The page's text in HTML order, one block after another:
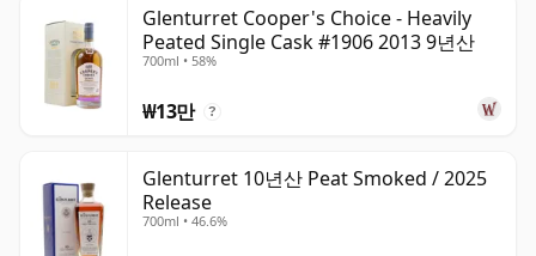
Glenturret Cooper's Choice - Heavily
Peated Single Cask #1906 2013 9년산
700ml • 58%
₩13만 ?
Glenturret 10년산 Peat Smoked / 2025
Release
700ml • 46.6%